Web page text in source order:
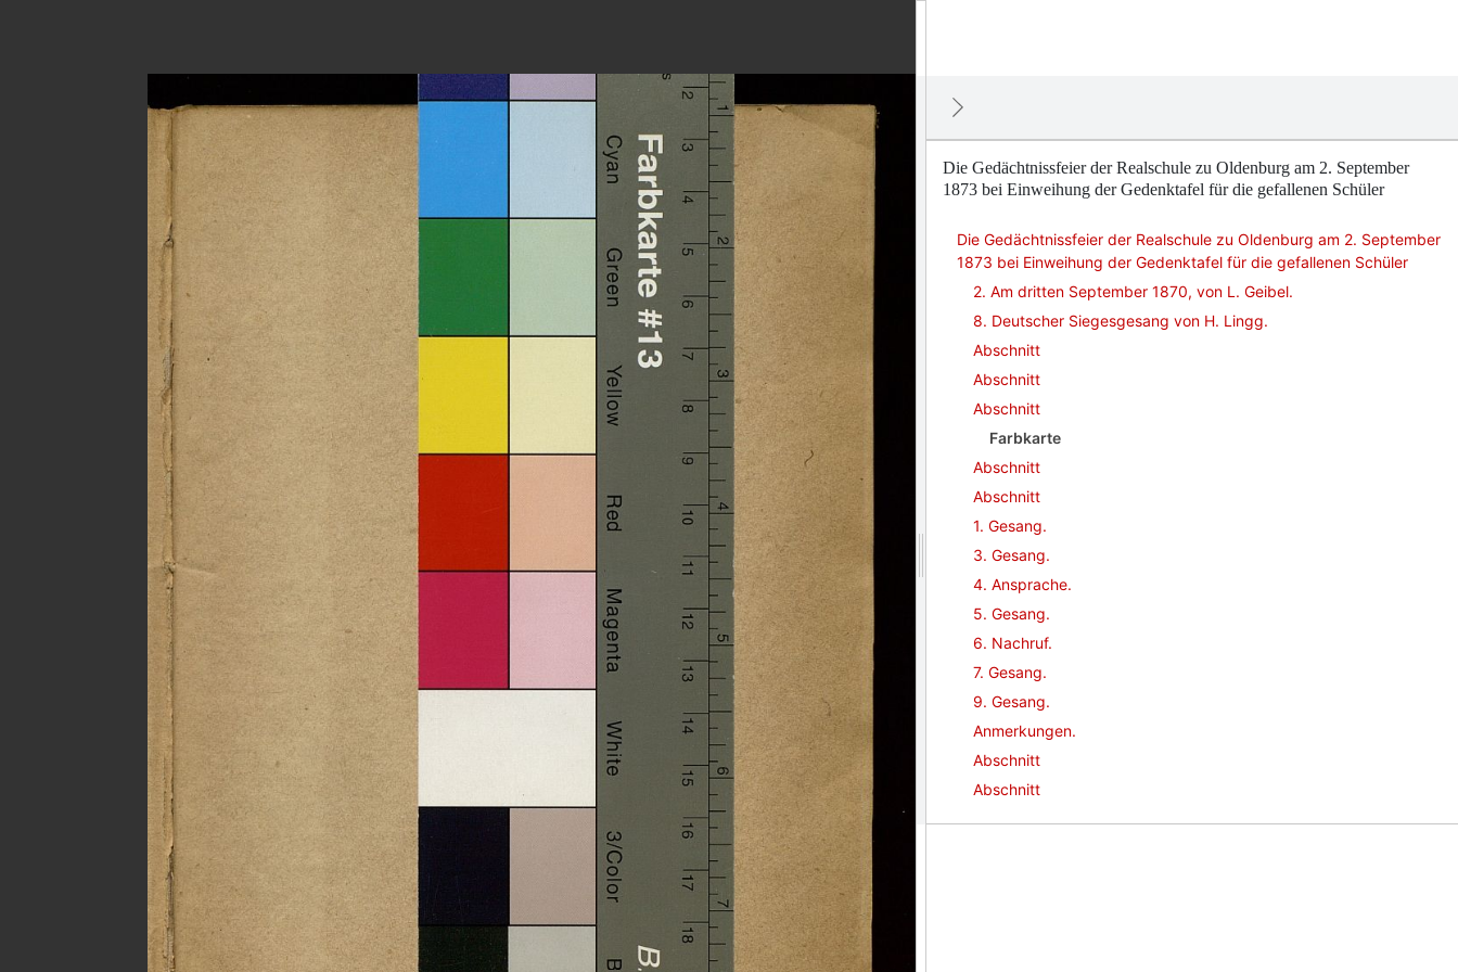
Die Gedächtnissfeier der Realschule zu Oldenburg am 2. September
1873 bei Einweihung der Gedenktafel für die gefallenen Schüler
Die Gedächtnissfeier der Realschule zu Oldenburg am 2. September
1873 bei Einweihung der Gedenktafel für die gefallenen Schüler
2. Am dritten September 1870, von L. Geibel.
8. Deutscher Siegesgesang von H. Lingg.
Abschnitt
Abschnitt
Abschnitt
Farbkarte
Abschnitt
Abschnitt
1. Gesang.
3. Gesang.
4. Ansprache.
5. Gesang.
6. Nachruf.
7. Gesang.
9. Gesang.
Anmerkungen.
Abschnitt
Abschnitt